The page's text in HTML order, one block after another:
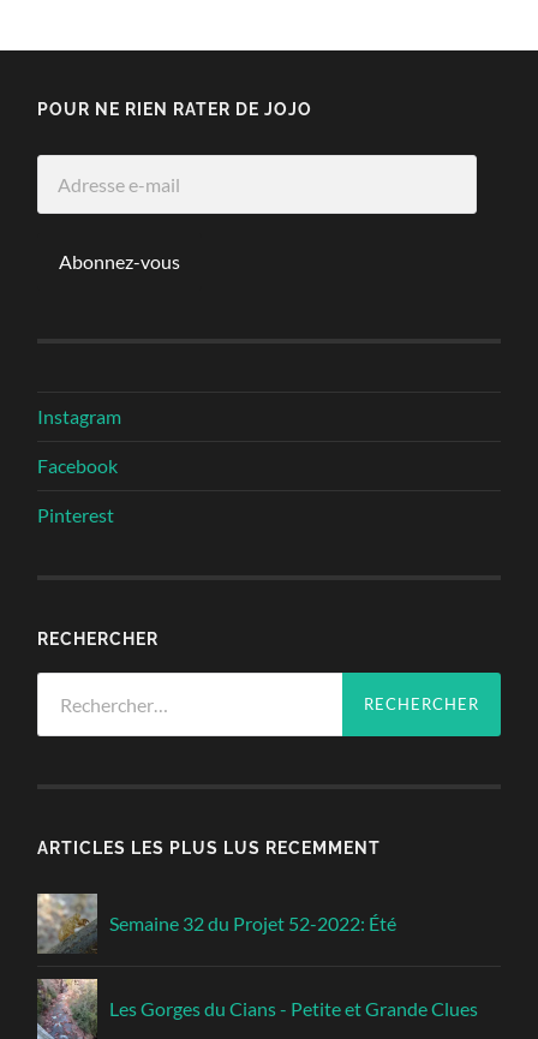
POUR NE RIEN RATER DE JOJO
Abonnez-vous
Instagram
Facebook
Pinterest
RECHERCHER
ARTICLES LES PLUS LUS RECEMMENT
Semaine 32 du Projet 52-2022: Été
Les Gorges du Cians - Petite et Grande Clues